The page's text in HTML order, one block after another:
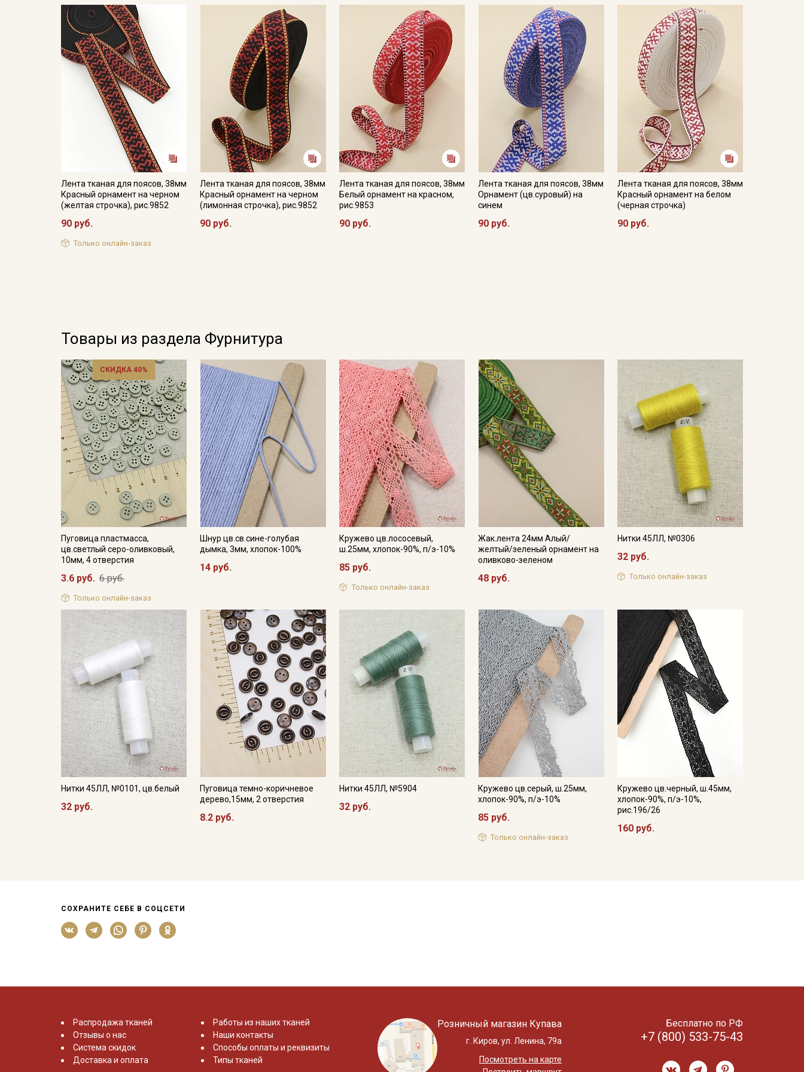
Лента тканая для поясов, 38мм
Красный орнамент на черном
(желтая строчка), рис.9852
90 руб.
Только онлайн-заказ
Лента тканая для поясов, 38мм
Красный орнамент на черном
(лимонная строчка), рис.9852
90 руб.
Лента тканая для поясов, 38мм
Белый орнамент на красном,
рис.9853
90 руб.
Лента тканая для поясов, 38мм
Орнамент (цв.суровый) на
синем
90 руб.
Лента тканая для поясов, 38мм
Красный орнамент на белом
(черная строчка)
90 руб.
Товары из раздела Фурнитура
СКИДКА 40%
Пуговица пластмасса,
цв.светлый серо-оливковый,
10мм, 4 отверстия
3.6 руб. 6 руб.
Только онлайн-заказ
Шнур цв.св.сине-голубая
дымка, 3мм, хлопок-100%
14 руб.
Кружево цв.лососевый,
ш.25мм, хлопок-90%, п/э-10%
85 руб.
Только онлайн-заказ
Жак.лента 24мм Алый/
желтый/зеленый орнамент на
оливково-зеленом
48 руб.
Нитки 45ЛЛ, №0306
32 руб.
Только онлайн-заказ
Нитки 45ЛЛ, №0101, цв.белый
32 руб.
Пуговица темно-коричневое
дерево,15мм, 2 отверстия
8.2 руб.
Нитки 45ЛЛ, №5904
32 руб.
Кружево цв.серый, ш.25мм,
хлопок-90%, п/э-10%
85 руб.
Только онлайн-заказ
Кружево цв.черный, ш.45мм,
хлопок-90%, п/э-10%,
рис.196/26
160 руб.
СОХРАНИТЕ СЕБЕ В СОЦСЕТИ
Распродажа тканей
Отзывы о нас
Система скидок
Доставка и оплата
Работы из наших тканей
Наши контакты
Способы оплаты и реквизиты
Типы тканей
Розничный магазин Купава
г. Киров, ул. Ленина, 79а
Посмотреть на карте
Бесплатно по РФ
+7 (800) 533-75-43
Секретная рассылка от
Купава
Мы публикуем здесь дополнительные
промокоды и скидки до 30% на узкие
категории тканей
Электронная почта